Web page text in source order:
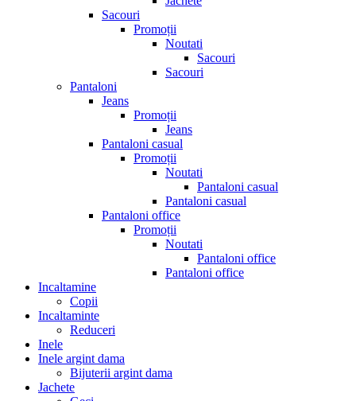
Sacouri
Promoții
Noutati
Sacouri
Sacouri
Pantaloni
Jeans
Promoții
Jeans
Pantaloni casual
Promoții
Noutati
Pantaloni casual
Pantaloni casual
Pantaloni office
Promoții
Noutati
Pantaloni office
Pantaloni office
Incaltamine
Copii
Incaltaminte
Reduceri
Inele
Inele argint dama
Bijuterii argint dama
Jachete